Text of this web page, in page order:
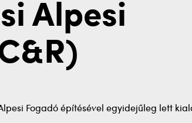
Alpesi
Fogadó építésével egyidejűleg lett